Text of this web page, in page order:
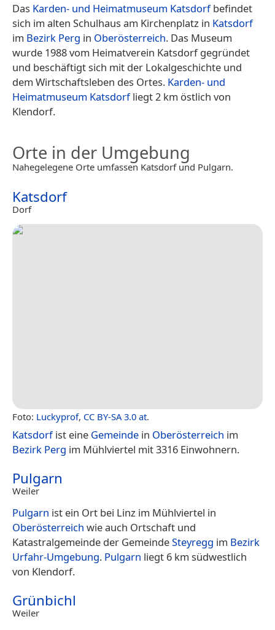
Das Karden- und Heimatmuseum Katsdorfbefindet
sich im alten Schulhaus am Kirchenplatz in Katsdorf
im Bezirk Perg in Oberösterreich. Das Museum
wurde 1988 vom Heimatverein Katsdorf gegründet
und beschäftigt sich mit der Lokalgeschichte und
dem Wirtschaftsleben des Ortes. Karden- und
Heimatmuseum Katsdorfliegt 2 km östlich von
Klendorf.
Orte in der Umgebung
Nahegelegene Orte umfassen Katsdorf und Pulgarn.
Katsdorf
Dorf
Foto: Luckyprof, CC BY-SA 3.0 at.
Katsdorfist eine Gemeinde in Oberösterreich im
Bezirk Perg im Mühlviertel mit 3316 Einwohnern.
Pulgarn
Weiler
Pulgarn ist ein Ort bei Linz im Mühlviertel in
Oberösterreich wie auch Ortschaft und
Katastralgemeinde der GemeindeSteyregg im Bezirk
Urfahr-Umgebung. Pulgarn liegt 6 km südwestlich
von Klendorf.
Grünbichl
Weiler